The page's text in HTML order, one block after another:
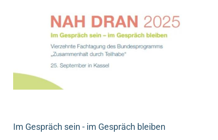
Im Gespräch sein - im Gespräch bleiben